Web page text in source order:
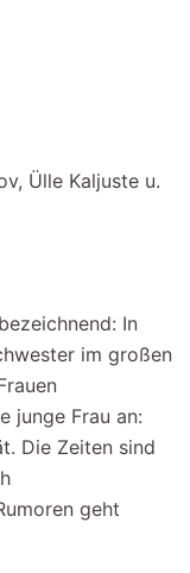
Ülle Kaljuste u.
In
im großen
junge Frau an:
Die Zeiten sind
geht